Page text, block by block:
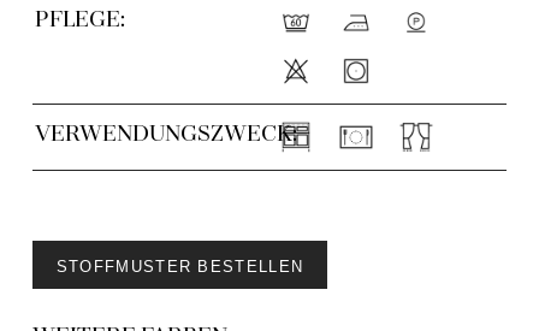
PFLEGE:
VERWENDUNGSZWECK:
STOFFMUSTER BESTELLEN